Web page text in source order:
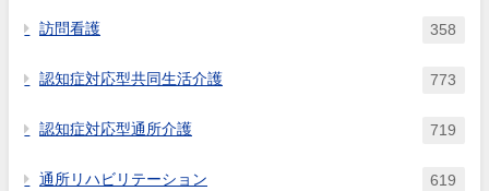
訪問看護 358
認知症対応型共同生活介護 773
認知症対応型通所介護 719
通所リハビリテーション 619